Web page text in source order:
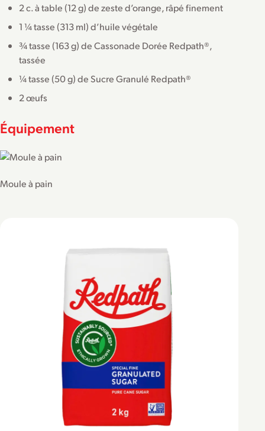
2 c. à table (12 g) de zeste d’orange, râpé finement
1 ¼ tasse (313 ml) d’huile végétale
¾ tasse (163 g) de Cassonade Dorée Redpath®,
tassée
¼ tasse (50 g) de Sucre Granulé Redpath®
2 œufs
Équipement
Moule à pain